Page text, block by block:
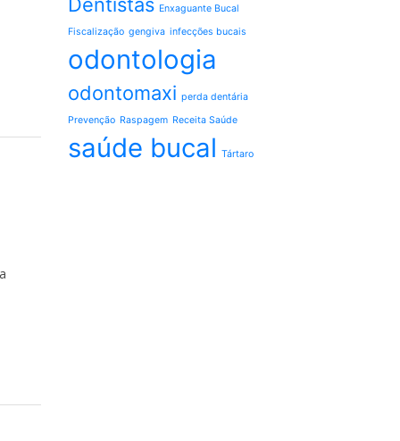
Enxaguante Bucal
Fiscalização gengiva infecções bucais
odontologia
odontomaxi perda dentária
Prevenção Raspagem Receita Saúde
saúde bucal Tártaro